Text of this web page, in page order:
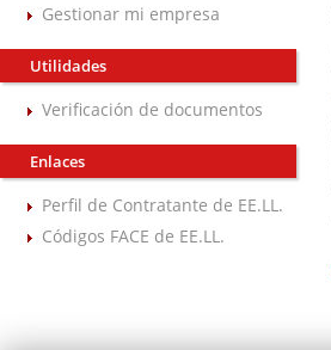
Gestionar mi empresa
Utilidades
Verificación de documentos
Enlaces
Perfil de Contratante de EE.LL.
Códigos FACE de EE.LL.